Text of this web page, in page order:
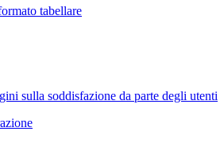
tabellare
sulla soddisfazione da parte degli utenti